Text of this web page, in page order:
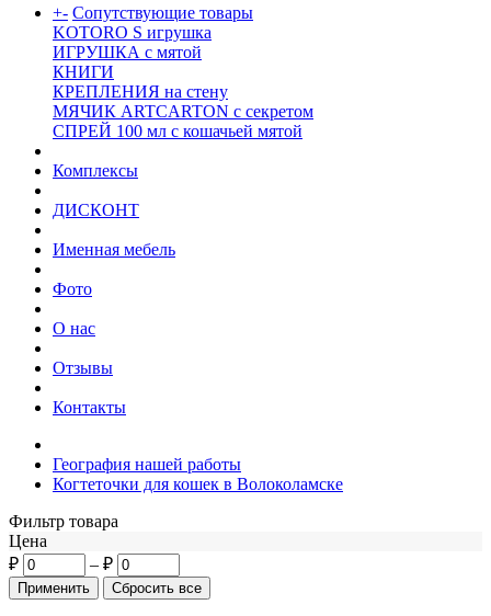
+- Сопутствующие товары
KOTORO S игрушка
ИГРУШКА с мятой
КНИГИ
КРЕПЛЕНИЯ на стену
МЯЧИК ARTCARTON с секретом
СПРЕЙ 100 мл с кошачьей мятой
Комплексы
ДИСКОНТ
Именная мебель
Фото
О нас
Отзывы
Контакты
География нашей работы
Когтеточки для кошек в Волоколамске
Фильтр товара
Цена
₽
– ₽